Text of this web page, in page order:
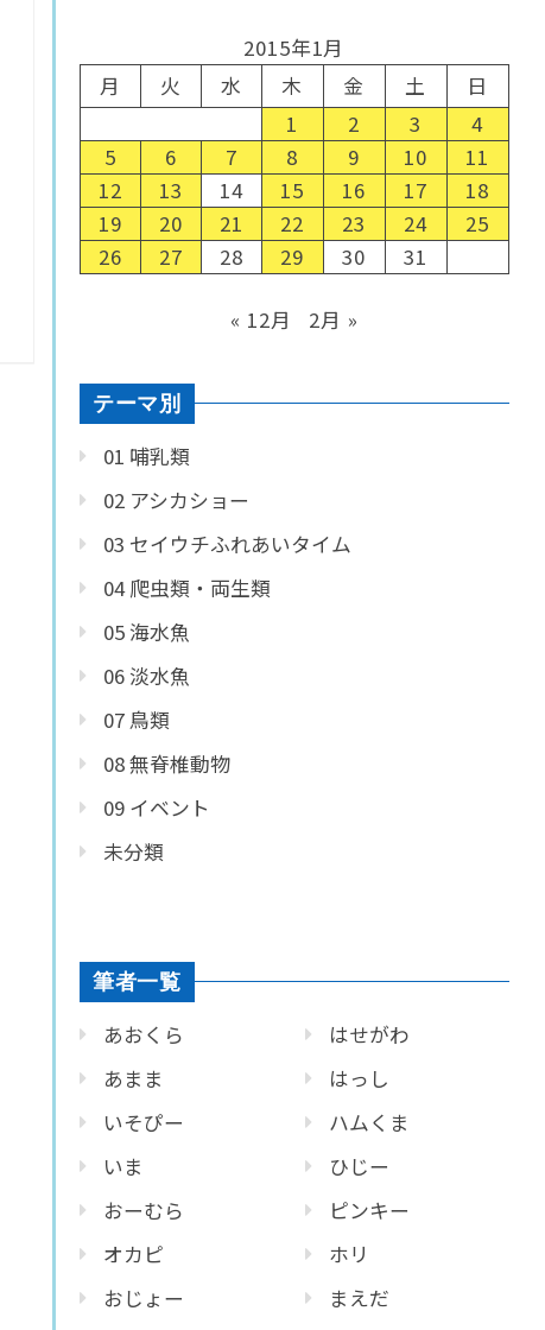
2015年1月
月
火 水 木 金 土
日
1
2 3
4
5
6 7 8 9 10
11
12
13 14 15 16 17
18
19
20 21 22 23 24
25
26
27 28 29 30 31
« 12月 2月 »
テーマ別
01 哺乳類
02 アシカショー
03 セイウチふれあいタイム
04 爬虫類・両生類
05 海水魚
06 淡水魚
07 鳥類
08 無脊椎動物
09 イベント
未分類
筆者一覧
あおくら
あまま
いそぴー
いま
おーむら
オカピ
おじょー
はせがわ
はっし
ハムくま
ひじー
ピンキー
ホリ
まえだ